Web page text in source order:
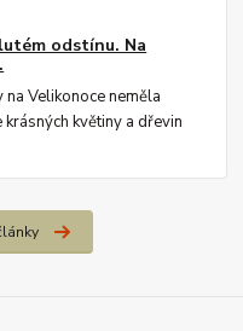
odstínu. Na
na Velikonoce neměla
květiny a dřevin